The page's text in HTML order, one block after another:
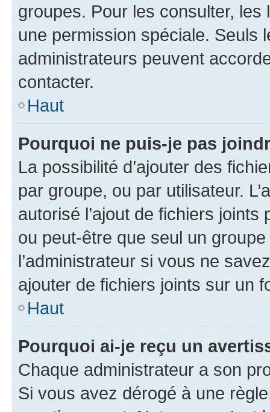
groupes. Pour les consulter,
une permission spéciale. Seuls
administrateurs peuvent
contacter.
Haut
Pourquoi ne puis-je pas
La possibilité d’ajouter des
par groupe, ou par utilisateur.
autorisé l’ajout de fichiers
ou peut-être que seul un
l’administrateur si vous ne
ajouter de fichiers joints sur un
Haut
Pourquoi ai-je reçu un
Chaque administrateur a son
Si vous avez dérogé à une